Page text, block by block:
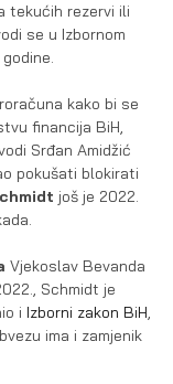
tekućih rezervi ili
se u Izbornom
kako bi se
financija BiH,
Srđan Amidžić
pokušati blokirati
još je 2022.
Vjekoslav Bevanda
Schmidt je
i Izborni zakon BiH,
ima i zamjenik